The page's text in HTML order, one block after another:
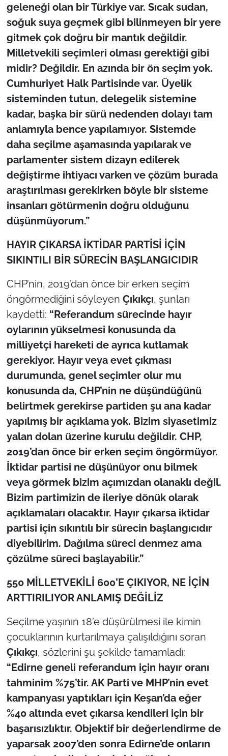
geleneği olan bir Türkiye var. Sıcak sudan,
soğuk suya geçmek gibi bilinmeyen bir yere
gitmek çok doğru bir mantık değildir.
Milletvekili seçimleri olması gerektiği gibi
midir? Değildir. En azında bir ön seçim yok.
Cumhuriyet Halk Partisinde var. Üyelik
sisteminden tutun, delegelik sistemine
kadar, başka bir sürü nedenden dolayı tam
anlamıyla bence yapılamıyor. Sistemde
daha seçilme aşamasında yapılarak ve
parlamenter sistem dizayn edilerek
değiştirme ihtiyacı varken ve çözüm burada
araştırılması gerekirken böyle bir sisteme
insanları götürmenin doğru olduğunu
düşünmüyorum.”
HAYIR ÇIKARSA İKTİDAR PARTİSİ İÇİN
SIKINTILI BİR SÜRECİN BAŞLANGICIDIR
CHP’nin, 2019’dan önce bir erken seçim
öngörmediğini söyleyen Çıkıkçı, şunları
kaydetti: “Referandum sürecinde hayır
oylarının yükselmesi konusunda da
milliyetçi hareketi de ayrıca kutlamak
gerekiyor. Hayır veya evet çıkması
durumunda, genel seçimler olur mu
konusunda da, CHP’nin ne düşündüğünü
belirtmek gerekirse partiden şu ana kadar
yapılmış bir açıklama yok. Bizim siyasetimiz
yalan dolan üzerine kurulu değildir. CHP,
2019’dan önce bir erken seçim öngörmüyor.
İktidar partisi ne düşünüyor onu bilmek
veya görmek bizim açımızdan olanaklı değil.
Bizim partimizin de ileriye dönük olarak
açıklamaları olacaktır. Hayır çıkarsa iktidar
partisi için sıkıntılı bir sürecin başlangıcıdır
diyebilirim. Dağılma süreci denmez ama
çözülme süreci başlayabilir.”
550 MİLLETVEKİLİ 600’E ÇIKIYOR, NE İÇİN
ARTTIRILIYOR ANLAMIŞ DEĞİLİZ
Seçilme yaşının 18’e düşürülmesi ile kimin
çocuklarının kurtarılmaya çalışıldığını soran
Çıkıkçı, sözlerini şu şekilde tamamladı:
“Edirne geneli referandum için hayır oranı
tahminim %75’tir. AK Parti ve MHP’nin evet
kampanyası yaptıkları için Keşan’da eğer
%40 altında evet çıkarsa kendileri için bir
başarısızlıktır. Objektif bir değerlendirme de
yaparsak 2007’den sonra Edirne’de onların